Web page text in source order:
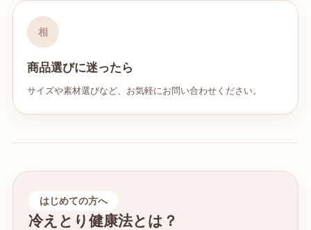
相
商品選びに迷ったら
サイズや素材選びなど、お気軽にお問い合わせください。
はじめての方へ
冷えとり健康法とは？